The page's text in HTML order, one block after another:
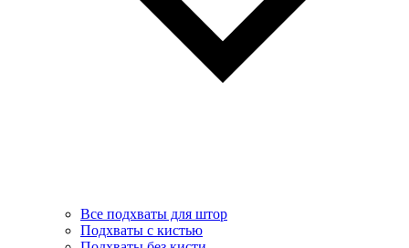
Все подхваты для штор
Подхваты с кистью